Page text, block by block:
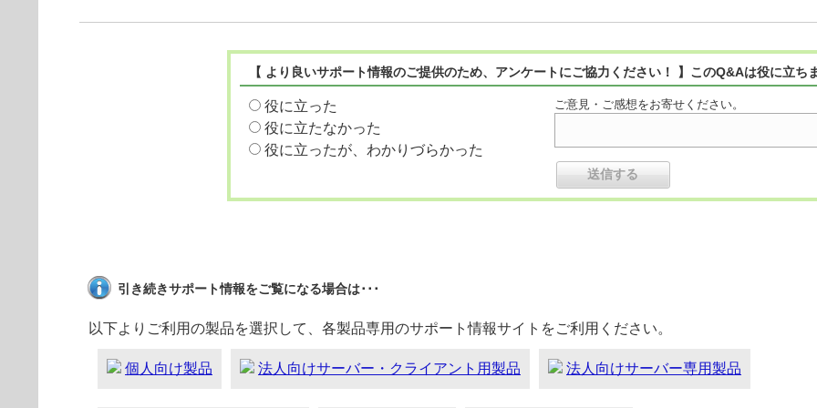
【 より良いサポート情報のご提供のため、アンケートにご協力ください！ 】このQ&Aは役に立ち
役に立った
役に立たなかった
役に立ったが、わかりづらかった
ご意見・ご感想をお寄せください。
引き続きサポート情報をご覧になる場合は･･･
以下よりご利用の製品を選択して、各製品専用のサポート情報サイトをご利用ください。
個人向け製品 法人向けサーバー・クライアント用製品 法人向けサーバー専用製品